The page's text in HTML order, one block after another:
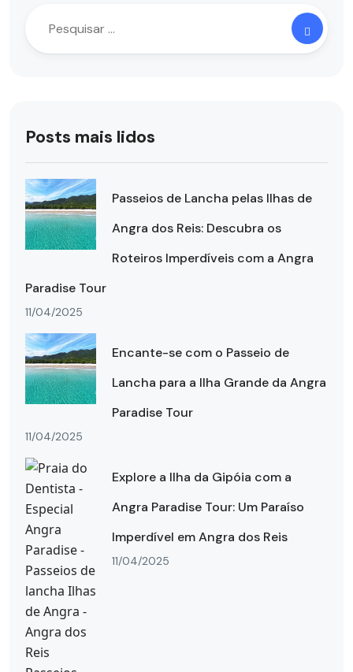
Posts mais lidos
Passeios de Lancha pelas Ilhas de
Angra dos Reis: Descubra os
Roteiros Imperdíveis com a Angra
Paradise Tour
11/04/2025
Encante-se com o Passeio de
Lancha para a Ilha Grande da Angra
Paradise Tour
11/04/2025
Explore a Ilha da Gipóia com a
Angra Paradise Tour: Um Paraíso
Imperdível em Angra dos Reis
11/04/2025